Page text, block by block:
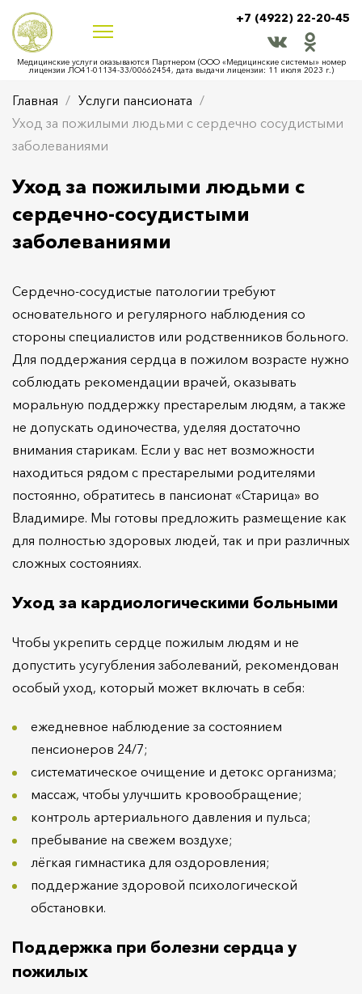
+7 (4922) 22-20-45
Медицинские услуги оказываются Партнером (ООО «Медицинские системы» номер
лицензии ЛО41-01134-33/00662454, дата выдачи лицензии: 11 июля 2023 г.)
Главная
Услуги пансионата
Уход за пожилыми людьми с сердечно сосудистыми
заболеваниями
Уход за пожилыми людьми с
сердечно-сосудистыми
заболеваниями
Сердечно-сосудистые патологии требуют
основательного и регулярного наблюдения со
стороны специалистов или родственников больного.
Для поддержания сердца в пожилом возрасте нужно
соблюдать рекомендации врачей, оказывать
моральную поддержку престарелым людям, а также
не допускать одиночества, уделяя достаточно
внимания старикам. Если у вас нет возможности
находиться рядом с престарелыми родителями
постоянно, обратитесь в пансионат «Старица» во
Владимире. Мы готовы предложить размещение как
для полностью здоровых людей, так и при различных
сложных состояниях.
Уход за кардиологическими больными
Чтобы укрепить сердце пожилым людям и не
допустить усугубления заболеваний, рекомендован
особый уход, который может включать в себя:
ежедневное наблюдение за состоянием
пенсионеров 24/7;
систематическое очищение и детокс организма;
массаж, чтобы улучшить кровообращение;
контроль артериального давления и пульса;
пребывание на свежем воздухе;
лёгкая гимнастика для оздоровления;
поддержание здоровой психологической
обстановки.
Поддержка при болезни сердца у
пожилых